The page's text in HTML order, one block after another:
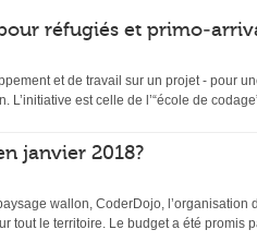
réfugiés et primo-
et de travail sur un projet - pour
est celle de l’“école de
janvier 2018?
wallon, CoderDojo,
tout le territoire. Le budget a été promis